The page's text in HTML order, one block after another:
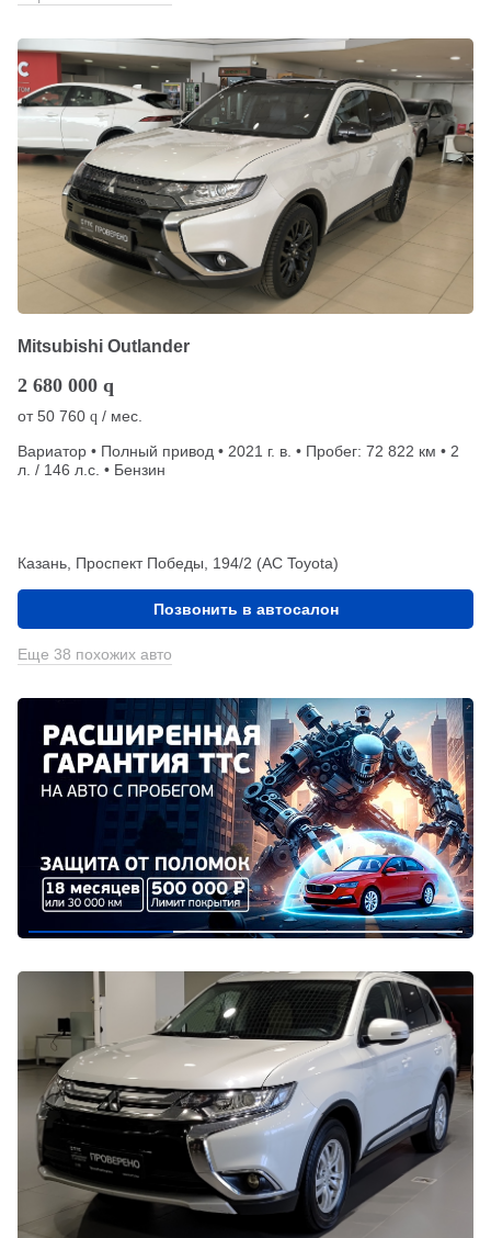
Mitsubishi Outlander
2 680 000 q
от50 760 q / мес.
Вариатор • Полный привод • 2021 г. в. • Пробег: 72 822 км • 2
л. / 146 л.с. • Бензин
Казань, Проспект Победы, 194/2 (АС Toyota)
Позвонить в автосалон
Еще 38 похожих авто